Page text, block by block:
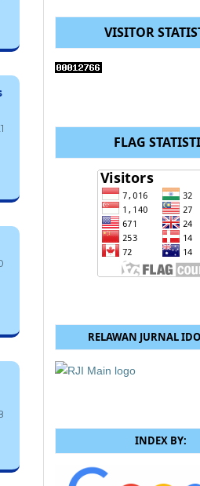
VISITOR
FLAG
RELAWAN JURNAL
INDEX BY: